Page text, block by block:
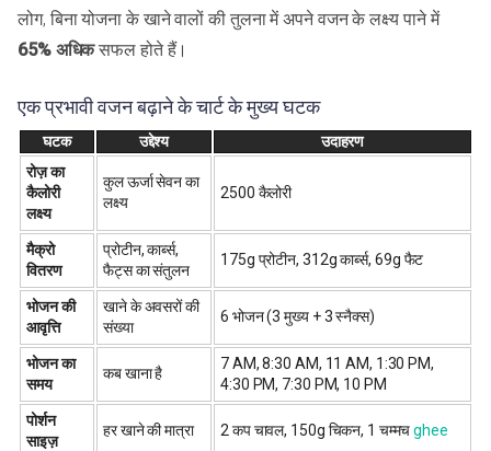
लोग, बिना योजना के खाने वालों की तुलना में अपने वजन के लक्ष्य पाने में
65% अधिकसफल होते हैं।
एक प्रभावी वजन बढ़ाने के चार्ट के मुख्य घटक
घटक उद्देश्य
उदाहरण
रोज़ का
कैलोरी
लक्ष्य
कुल ऊर्जा सेवन का
लक्ष्य
2500 कैलोरी
मैक्रो
वितरण
प्रोटीन, कार्ब्स,
फैट्स का संतुलन
175g प्रोटीन, 312g कार्ब्स, 69g फैट
भोजन की
आवृत्ति
खाने के अवसरों की
संख्या
6 भोजन (3 मुख्य + 3 स्नैक्स)
भोजन का
समय
कब खाना है
7 AM, 8:30 AM, 11 AM, 1:30 PM,
4:30 PM, 7:30 PM, 10 PM
पोर्शन
साइज़
हर खाने की मात्रा 2 कप चावल, 150g चिकन, 1 चम्मचghee